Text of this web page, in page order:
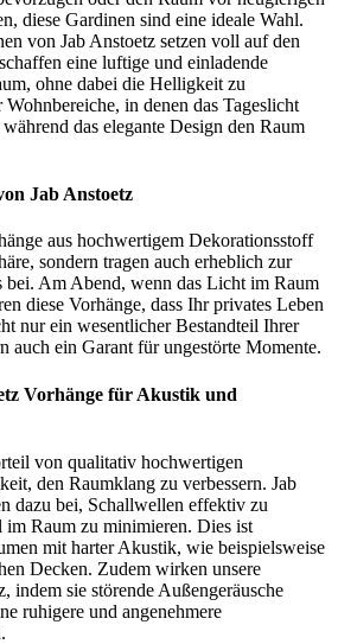
diese Gardinen sind eine ideale Wahl.
von Jab Anstoetz setzen voll auf den
eine luftige und einladende
ohne dabei die Helligkeit zu
in denen das Tageslicht
das elegante Design den Raum
Jab Anstoetz
aus hochwertigem Dekorationsstoff
sondern tragen auch erheblich zur
bei. Am Abend, wenn das Licht im Raum
diese Vorhänge, dass Ihr privates Leben
nur ein wesentlicher Bestandteil Ihrer
auch ein Garant für ungestörte Momente.
Vorhänge für Akustik und
von qualitativ hochwertigen
den Raumklang zu verbessern. Jab
dazu bei, Schallwellen effektiv zu
Raum zu minimieren. Dies ist
mit harter Akustik, wie beispielsweise
Decken. Zudem wirken unsere
indem sie störende Außengeräusche
ruhigere und angenehmere